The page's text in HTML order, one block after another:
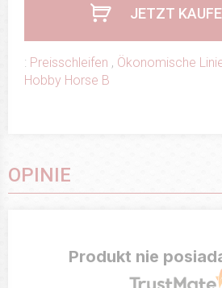
JETZT
: Preisschleifen , Ökonomische
Hobby Horse B
OPINIE
Produkt nie